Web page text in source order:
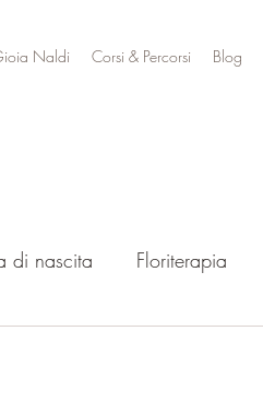
Naldi Corsi & Percorsi Blog
di nascita Floriterapia